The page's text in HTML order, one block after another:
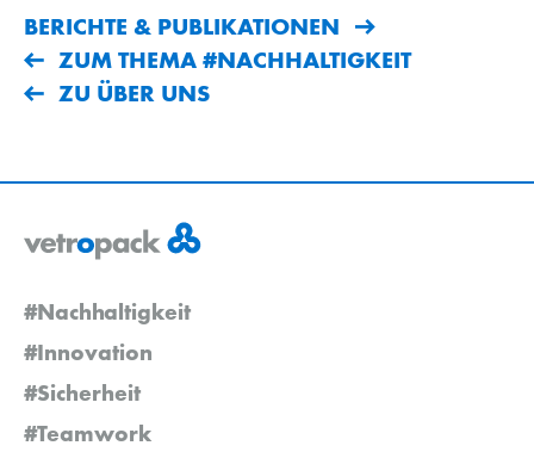
BERICHTE & PUBLIKATIONEN
ZUM THEMA #NACHHALTIGKEIT
ZU ÜBER UNS
#Nachhaltigkeit
#Innovation
#Sicherheit
#Teamwork